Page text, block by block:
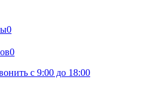
0
0
с 9:00 до 18:00